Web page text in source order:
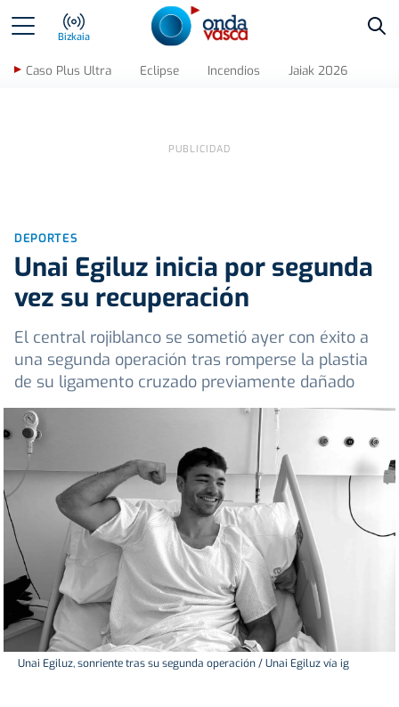
Bizkaia
Caso Plus Ultra Eclipse Incendios Jaiak 2026
DEPORTES
Unai Egiluz inicia por segunda
vez su recuperación
El central rojiblanco se sometió ayer con éxito a
una segunda operación tras romperse la plastia
de su ligamento cruzado previamente dañado
Unai Egiluz, sonriente tras su segunda operación / Unai Egiluz vía ig